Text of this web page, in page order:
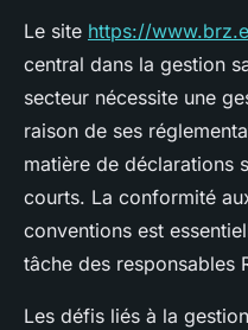
Le site https://
central dans la gestion
secteur nécessite une
raison de ses
matière de déclarations
courts. La conformité
conventions est
tâche des responsables
Les défis liés à la